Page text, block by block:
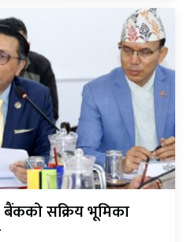
बैंकको सक्रिय भूमिका